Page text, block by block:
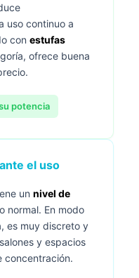
uso continuo a
con estufas
ofrece buena
potencia
el uso
un nivel de
normal. En modo
es muy discreto y
y espacios
concentración.